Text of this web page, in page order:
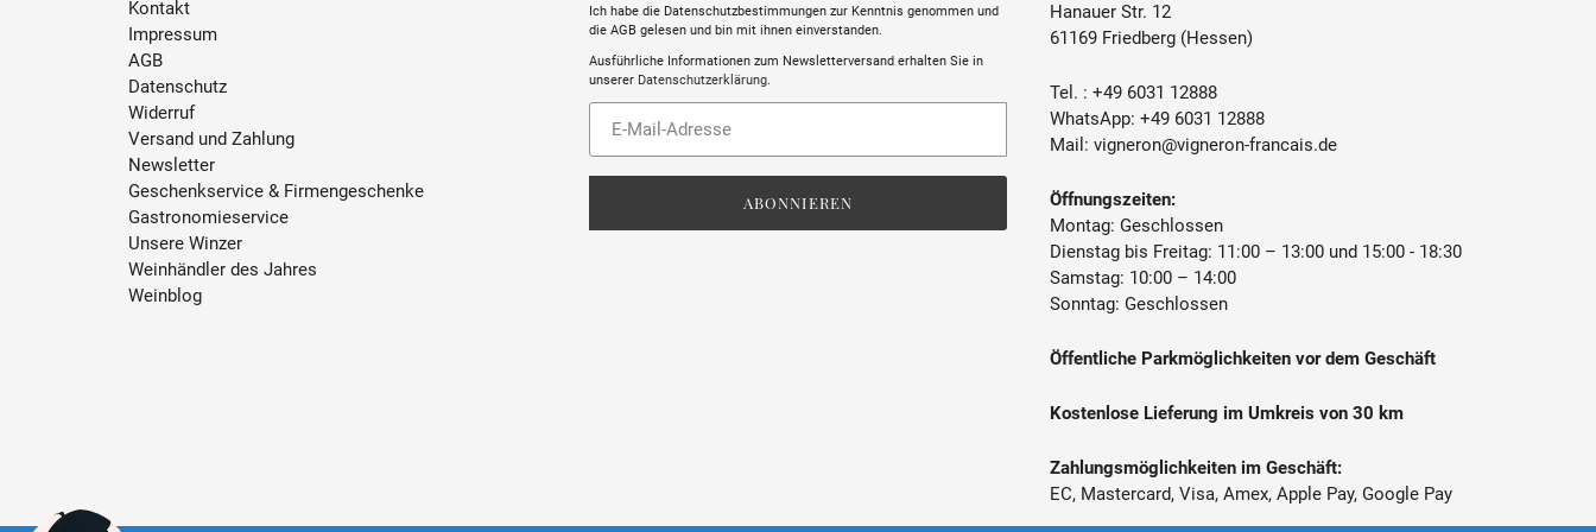
enthält Sulfite
ABFÜLLER / IMPORTEUR
Château de Marjolet, Côtes du Rhône,
Laudun, Frankreich
Kontakt
Impressum
AGB
Datenschutz
Widerruf
Versand und Zahlung
Newsletter
Geschenkservice & Firmengeschenke
Gastronomieservice
Unsere Winzer
Weinhändler des Jahres
Weinblog
Ich habe die Datenschutzbestimmungen zur Kenntnis genommen und
die AGB gelesen und bin mit ihnen einverstanden.
Ausführliche Informationen zum Newsletterversand erhalten Sie in
unserer Datenschutzerklärung
ABONNIEREN
Hanauer Str. 12
61169 Friedberg (Hessen)
Tel. : +49 6031 12888
WhatsApp: +49 6031 12888
Mail: vigneron@vigneron-francais.de
Öffnungszeiten:
Montag: Geschlossen
Dienstag bis Freitag: 11:00 – 13:00 und 15:00 - 18:30
Samstag: 10:00 – 14:00
Sonntag: Geschlossen
Öffentliche Parkmöglichkeiten vor dem Geschäft
Kostenlose Lieferung im Umkreis von 30 km
Zahlungsmöglichkeiten im Geschäft:
EC, Mastercard, Visa, Amex, Apple Pay, Google Pay